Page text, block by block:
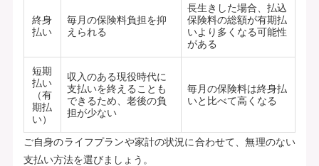
終身
払い
毎月の保険料負担を抑
えられる
長生きした場合、払込
保険料の総額が有期払
いより多くなる可能性
がある
短期
払い
（有
期払
い）
収入のある現役時代に
支払いを終えることも
できるため、老後の負
担が少ない
毎月の保険料は終身払
いと比べて高くなる
ご自身のライフプランや家計の状況に合わせて、無理のない
支払い方法を選びましょう。